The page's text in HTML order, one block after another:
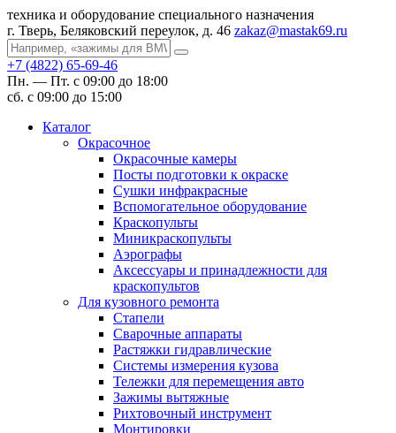
техника и оборудование специального назначения
г. Тверь, Беляковский переулок, д. 46 zakaz@mastak69.ru
+7 (4822) 65-69-46
Пн. — Пт. с 09:00 до 18:00
сб. с 09:00 до 15:00
Каталог
Окрасочное
Окрасочные камеры
Посты подготовки к окраске
Сушки инфракрасные
Вспомогательное оборудование
Краскопульты
Миникраскопульты
Аэрографы
Аксессуары и принадлежности для
краскопультов
Для кузовного ремонта
Стапели
Сварочные аппараты
Растяжки гидравлические
Системы измерения кузова
Тележки для перемещения авто
Зажимы вытяжные
Рихтовочный инструмент
Монтировки